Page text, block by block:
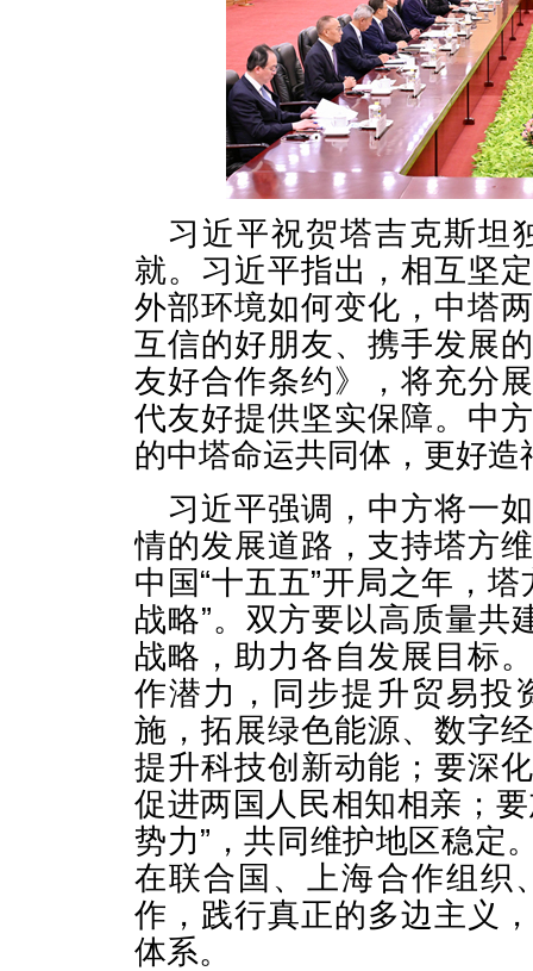
习近平祝贺塔吉克斯坦
就。习近平指出，相互坚
外部环境如何变化，中塔
互信的好朋友、携手发展
友好合作条约》，将充分
代友好提供坚实保障。中
的中塔命运共同体，更好造
习近平强调，中方将一
情的发展道路，支持塔方
中国“十五五”开局之年，
战略”。双方要以高质量共
战略，助力各自发展目标
作潜力，同步提升贸易投
施，拓展绿色能源、数字
提升科技创新动能；要深
促进两国人民相知相亲；
势力”，共同维护地区稳定
在联合国、上海合作组织
作，践行真正的多边主义
体系。